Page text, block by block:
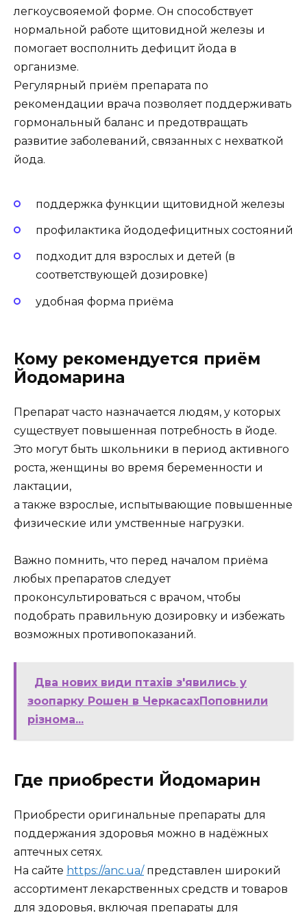
легкоусвояемой форме. Он способствует
нормальной работе щитовидной железы и
помогает восполнить дефицит йода в
организме.
Регулярный приём препарата по
рекомендации врача позволяет поддерживать
гормональный баланс и предотвращать
развитие заболеваний, связанных с нехваткой
йода.
поддержка функции щитовидной железы
профилактика йододефицитных состояний
подходит для взрослых и детей (в
соответствующей дозировке)
удобная форма приёма
Кому рекомендуется приём
Йодомарина
Препарат часто назначается людям, у которых
существует повышенная потребность в йоде.
Это могут быть школьники в период активного
роста, женщины во время беременности и
лактации,
а также взрослые, испытывающие повышенные
физические или умственные нагрузки.
Важно помнить, что перед началом приёма
любых препаратов следует
проконсультироваться с врачом, чтобы
подобрать правильную дозировку и избежать
возможных противопоказаний.
Два нових види птахів з'явились у
зоопарку Рошен в ЧеркасахПоповнили
різнома...
Где приобрести Йодомарин
Приобрести оригинальные препараты для
поддержания здоровья можно в надёжных
аптечных сетях.
На сайте https://anc.ua/ представлен широкий
ассортимент лекарственных средств и товаров
для здоровья, включая препараты для